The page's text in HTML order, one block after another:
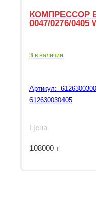
КОМПРЕССОР
0047/0276/0405
3 в наличии
Артикул:
612630030405
Цена
108000 ₸